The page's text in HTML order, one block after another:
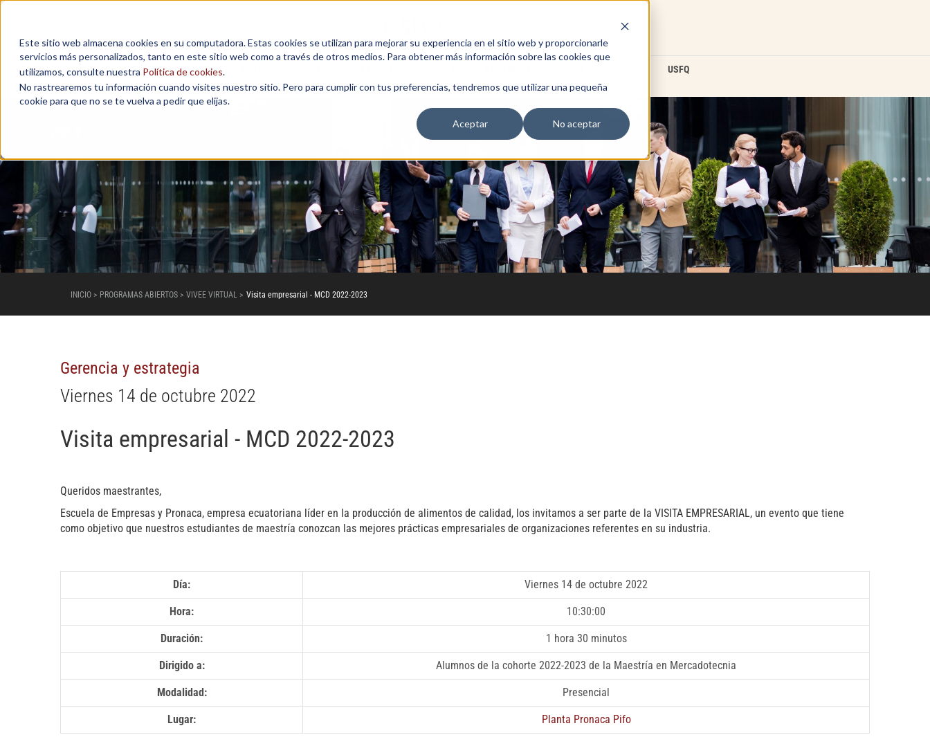
Este sitio web almacena cookies en su computadora. Estas cookies se utilizan para mejorar su experiencia en el sitio web y proporcionarle
servicios más personalizados, tanto en este sitio web como a través de otros medios. Para obtener más información sobre las cookies que
utilizamos, consulte nuestra Política de cookies.
No rastrearemos tu información cuando visites nuestro sitio. Pero para cumplir con tus preferencias, tendremos que utilizar una pequeña
cookie para que no se te vuelva a pedir que elijas.
Aceptar
No aceptar
USFQ
INICIO > PROGRAMAS ABIERTOS > VIVEE VIRTUAL > Visita empresarial - MCD 2022-2023
Gerencia y estrategia
Viernes 14 de octubre 2022
Visita empresarial - MCD 2022-2023
Queridos maestrantes,
Escuela de Empresas y Pronaca, empresa ecuatoriana líder en la producción de alimentos de calidad, los invitamos a ser parte de la VISITA EMPRESARIAL, un evento que tiene
como objetivo que nuestros estudiantes de maestría conozcan las mejores prácticas empresariales de organizaciones referentes en su industria.
Día: Viernes 14 de octubre 2022
Hora: 10:30:00
Duración: 1 hora 30 minutos
Dirigido a: Alumnos de la cohorte 2022-2023 de la Maestría en Mercadotecnia
Modalidad: Presencial
Lugar: Planta Pronaca Pifo